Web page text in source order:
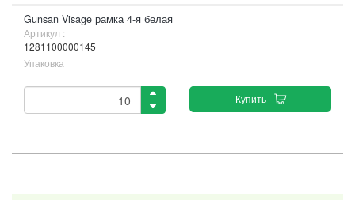
Gunsan Visage рамка 4-я белая
Артикул :
1281100000145
Упаковка
Купить